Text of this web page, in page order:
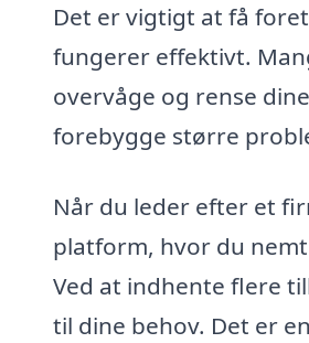
Det er vigtigt at få
fungerer effektivt.
overvåge og rense
forebygge større
Når du leder efter et
platform, hvor du
Ved at indhente flere
til dine behov. Det er